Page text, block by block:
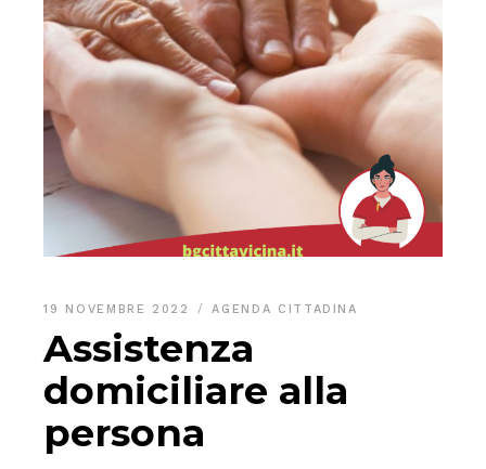
19 NOVEMBRE 2022 AGENDA CITTADINA
Assistenza
domiciliare alla
persona